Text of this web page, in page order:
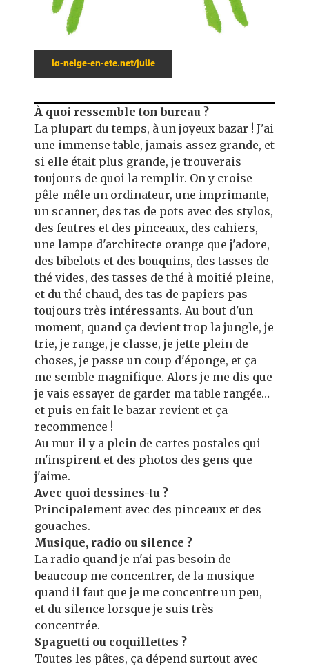
la-neige-en-ete.net/julie
À quoi ressemble ton bureau ?
La plupart du temps, à un joyeux bazar ! J'ai
une immense table, jamais assez grande, et
si elle était plus grande, je trouverais
toujours de quoi la remplir. On y croise
pêle-mêle un ordinateur, une imprimante,
un scanner, des tas de pots avec des stylos,
des feutres et des pinceaux, des cahiers,
une lampe d'architecte orange que j'adore,
des bibelots et des bouquins, des tasses de
thé vides, des tasses de thé à moitié pleine,
et du thé chaud, des tas de papiers pas
toujours très intéressants. Au bout d'un
moment, quand ça devient trop la jungle, je
trie, je range, je classe, je jette plein de
choses, je passe un coup d'éponge, et ça
me semble magnifique. Alors je me dis que
je vais essayer de garder ma table rangée…
et puis en fait le bazar revient et ça
recommence !
Au mur il y a plein de cartes postales qui
m'inspirent et des photos des gens que
j'aime.
Avec quoi dessines-tu ?
Principalement avec des pinceaux et des
gouaches.
Musique, radio ou silence ?
La radio quand je n'ai pas besoin de
beaucoup me concentrer, de la musique
quand il faut que je me concentre un peu,
et du silence lorsque je suis très
concentrée.
Spaguetti ou coquillettes ?
Toutes les pâtes, ça dépend surtout avec